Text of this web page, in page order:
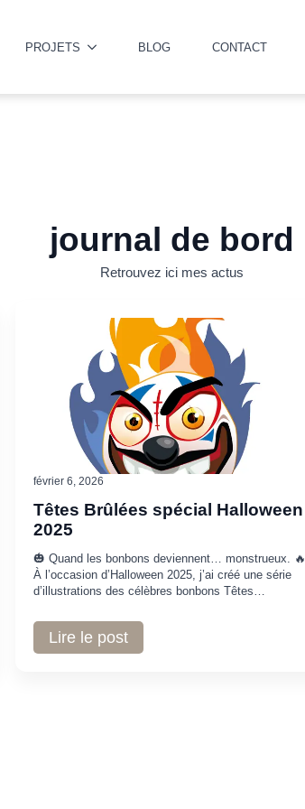
PROJETS BLOG CONTACT
journal de bord
Retrouvez ici mes actus
Têtes Brûlées spécial Halloween
2025
février 6, 2026
🎃 Quand les bonbons deviennent… monstrueux. 🔥
À l’occasion d’Halloween 2025, j’ai créé une série
d’illustrations des célèbres bonbons Têtes…
Lire le post